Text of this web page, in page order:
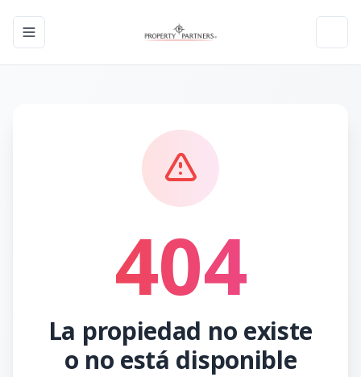
Toggle navigation menu
404
La propiedad no existe
o no está disponible